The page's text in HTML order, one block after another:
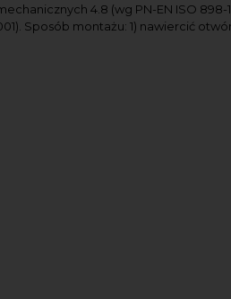
4.8 (wg PN-EN ISO
Sposób montażu: 1) nawiercić